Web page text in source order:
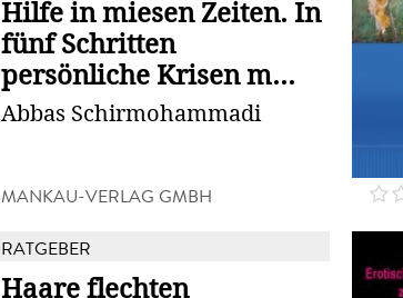
Hilfe in miesen Zeiten. In
fünf Schritten
persönliche Krisen m...
Abbas Schirmohammadi
MANKAU-VERLAG GMBH
RATGEBER
Haare flechten